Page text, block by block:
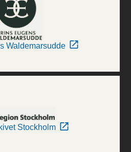
Waldemarsudde
Stockholm